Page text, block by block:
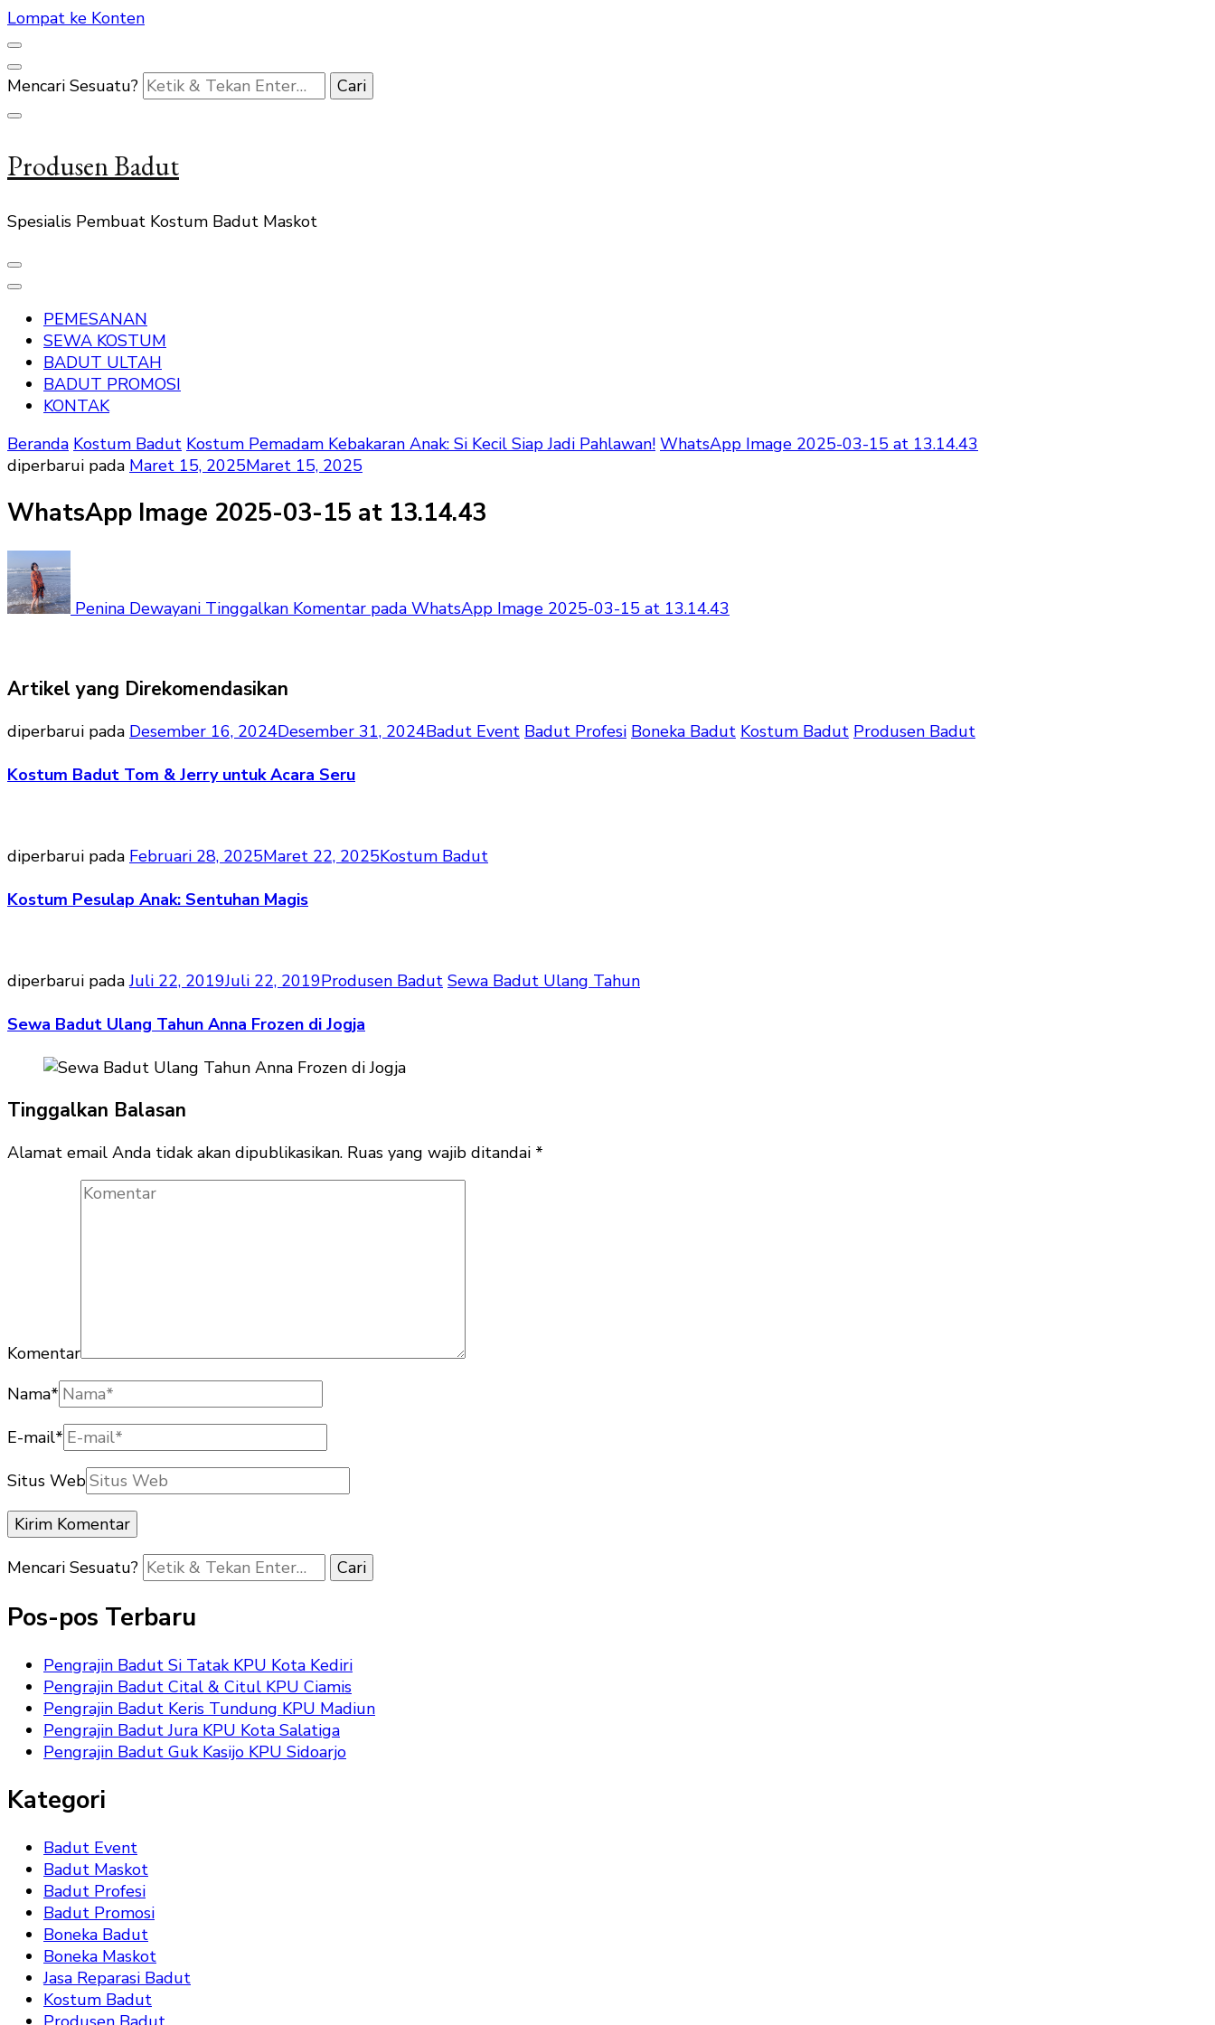
Lompat ke Konten
Mencari Sesuatu?
Produsen Badut
Spesialis Pembuat Kostum Badut Maskot
PEMESANAN
SEWA KOSTUM
BADUT ULTAH
BADUT PROMOSI
KONTAK
Beranda Kostum Badut Kostum Pemadam Kebakaran Anak: Si Kecil Siap Jadi Pahlawan! WhatsApp Image 2025-03-15 at 13.14.43
diperbarui pada Maret 15, 2025Maret 15, 2025
WhatsApp Image 2025-03-15 at 13.14.43
Penina Dewayani Tinggalkan Komentar pada WhatsApp Image 2025-03-15 at 13.14.43
Artikel yang Direkomendasikan
diperbarui pada Desember 16, 2024Desember 31, 2024Badut Event Badut Profesi Boneka Badut Kostum Badut Produsen Badut
Kostum Badut Tom & Jerry untuk Acara Seru
diperbarui pada Februari 28, 2025Maret 22, 2025Kostum Badut
Kostum Pesulap Anak: Sentuhan Magis
diperbarui padaJuli 22, 2019Juli 22, 2019Produsen Badut Sewa Badut Ulang Tahun
Sewa Badut Ulang Tahun Anna Frozen di Jogja
Tinggalkan Balasan
Alamat email Anda tidak akan dipublikasikan. Ruas yang wajib ditandai *
Komentar
Nama*
E-mail*
Situs Web
Mencari Sesuatu?
Pos-pos Terbaru
Pengrajin Badut Si Tatak KPU Kota Kediri
Pengrajin Badut Cital & Citul KPU Ciamis
Pengrajin Badut Keris Tundung KPU Madiun
Pengrajin Badut Jura KPU Kota Salatiga
Pengrajin Badut Guk Kasijo KPU Sidoarjo
Kategori
Badut Event
Badut Maskot
Badut Profesi
Badut Promosi
Boneka Badut
Boneka Maskot
Jasa Reparasi Badut
Kostum Badut